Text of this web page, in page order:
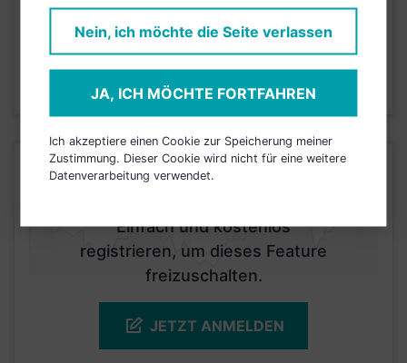
Stand 31.03.2026
KURSENTWICKLUNG
Einfach und kostenlos
registrieren, um dieses Feature
freizuschalten.
JETZT ANMELDEN
Nein, ich möchte die Seite verlassen
JA, ICH MÖCHTE FORTFAHREN
Ich akzeptiere einen Cookie zur Speicherung meiner
Zustimmung. Dieser Cookie wird nicht für eine weitere
Datenverarbeitung verwendet.